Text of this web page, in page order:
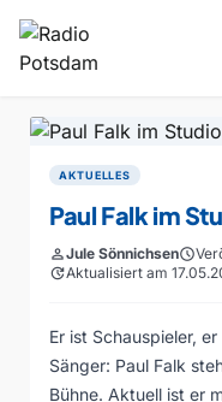
AKTUELLES
Paul Falk im
personJule Sönnichsenschedule
updateAktualisiert am
Er ist Schauspieler,
Sänger: Paul Falk
Bühne. Aktuell ist er